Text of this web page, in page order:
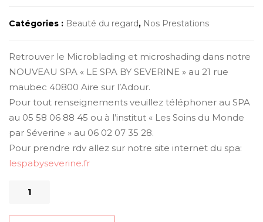
Catégories : Beauté du regard, Nos Prestations
Retrouver le Microblading et microshading dans notre
NOUVEAU SPA « LE SPA BY SEVERINE » au 21 rue
maubec 40800 Aire sur l’Adour.
Pour tout renseignements veuillez téléphoner au SPA
au 05 58 06 88 45 ou à l’institut « Les Soins du Monde
par Séverine » au 06 02 07 35 28.
Pour prendre rdv allez sur notre site internet du spa:
lespabyseverine.fr
quantité
Microblading